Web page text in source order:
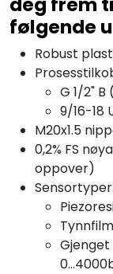
følgende
Robust
G 1/2"
9/16-18
M20x1.5
0,2% FS
oppover)
Sensortyper:
Gjenget